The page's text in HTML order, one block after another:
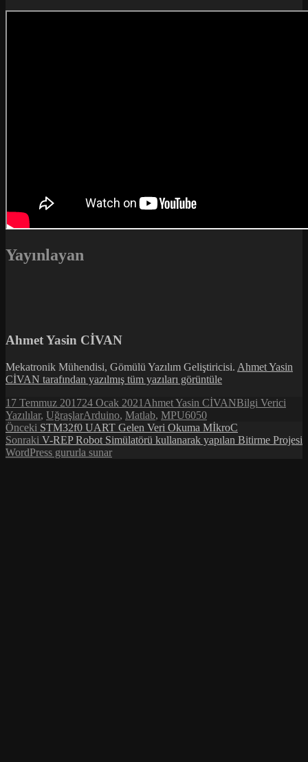
Yayınlayan
Ahmet Yasin CİVAN
Mekatronik Mühendisi, Gömülü Yazılım Geliştiricisi. Ahmet Yasin
CİVAN tarafından yazılmış tüm yazıları görüntüle
Yayın
tarihi
17 Temmuz 201724 Ocak 2021 Yazar
Ahmet Yasin CİVANKategoriler
Bilgi Verici
Yazılılar, UğraşlarEtiketler
Arduino, Matlab, MPU6050
Yazı
gezinmesi
Önceki Önceki
yazı:
STM32f0 UART Gelen Veri Okuma MİkroC
Sonraki Sonraki
yazı:
V-REP Robot Simülatörü kullanarak yapılan Bitirme Projesi
WordPress gururla sunar